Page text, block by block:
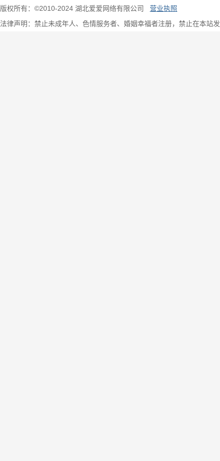
版权所有：©2010-2024 湖北爱爱网络有限公司 营业执照
法律声明：禁止未成年人、色情服务者、婚姻幸福者注册，禁止在本站